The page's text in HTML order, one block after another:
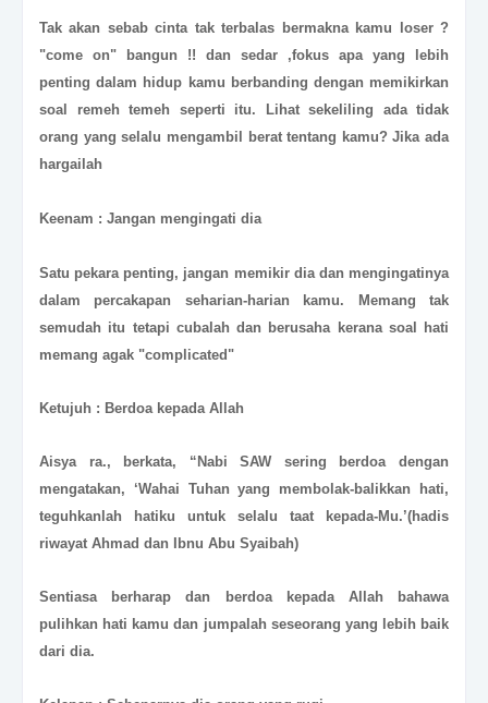
Tak akan sebab cinta tak terbalas bermakna kamu loser ?
"come on" bangun !! dan sedar ,fokus apa yang lebih
penting dalam hidup kamu berbanding dengan memikirkan
soal remeh temeh seperti itu. Lihat sekeliling ada tidak
orang yang selalu mengambil berat tentang kamu? Jika ada
hargailah
Keenam : Jangan mengingati dia
Satu pekara penting, jangan memikir dia dan mengingatinya
dalam percakapan seharian-harian kamu. Memang tak
semudah itu tetapi cubalah dan berusaha kerana soal hati
memang agak "complicated"
Ketujuh : Berdoa kepada Allah
Aisya ra., berkata, “Nabi SAW sering berdoa dengan
mengatakan, ‘Wahai Tuhan yang membolak-balikkan hati,
teguhkanlah hatiku untuk selalu taat kepada-Mu.’(hadis
riwayat Ahmad dan Ibnu Abu Syaibah)
Sentiasa berharap dan berdoa kepada Allah bahawa
pulihkan hati kamu dan jumpalah seseorang yang lebih baik
dari dia.